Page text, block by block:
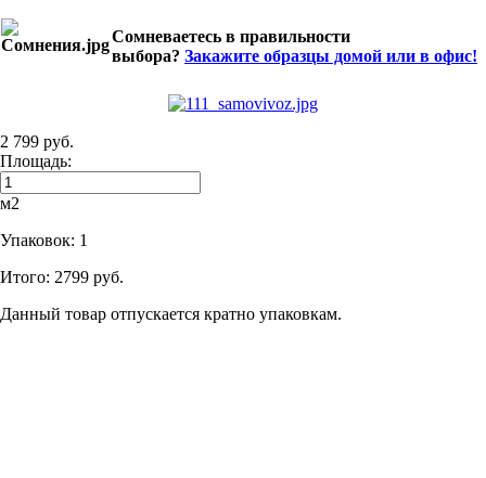
Сомневаетесь в правильности
выбора? Закажите образцы домой или в офис!
2 799 руб.
Площадь:
м2
Упаковок: 1
Итого: 2799 руб.
Данный товар отпускается кратно упаковкам.